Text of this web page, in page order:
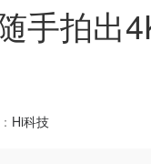
手拍出
Hi科技